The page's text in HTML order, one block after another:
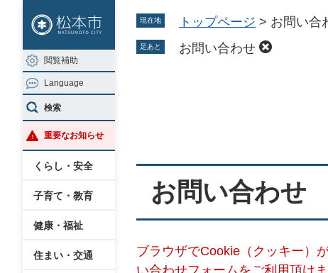
ジ
の
先
頭
で
す
ュ
ー
を
飛
ば
し
閲覧補助
Language
検索
重要なお知らせ
くらし・安全
子育て・教育
健康・福祉
住まい・交通
現在地 トップページ > お問い合
足あと お問い合わせ
お問い合わせ
ブラウザでCookie（クッキー）
い合わせフォームをご利用頂けま